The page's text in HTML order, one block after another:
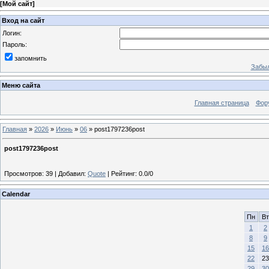
[Мой сайт]
Вход на сайт
Логин:
Пароль:
запомнить
Меню сайта
Главная страница
Главная » 2026 » Июнь » 06 » post1797236post
post1797236post
Просмотров: 39 | Добавил: Quote | Рейтинг: 0.0/0
Calendar
Пн
Вт
1
2
8
9
15
16
22
23